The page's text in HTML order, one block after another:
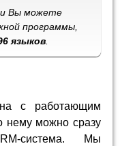
Вы можете
программы,
языков
с работающим
нему можно сразу
система. Мы